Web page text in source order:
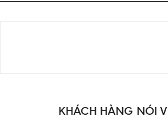
KHÁCH HÀNG NÓI